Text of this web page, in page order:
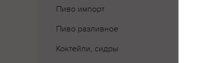
Пиво импорт
Пиво разливное
Коктейли, сидры